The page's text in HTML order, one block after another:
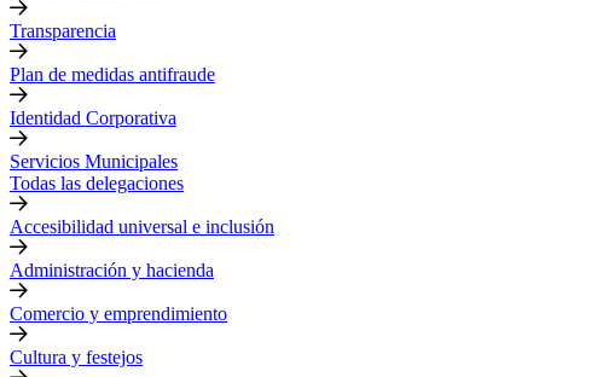
Transparencia
Plan de medidas antifraude
Identidad Corporativa
Servicios Municipales
Todas las delegaciones
Accesibilidad universal e inclusión
Administración y hacienda
Comercio y emprendimiento
Cultura y festejos